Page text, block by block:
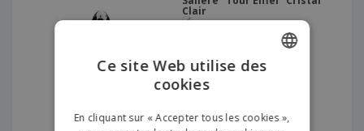
Clair
Ce site Web utilise des
cookies
En cliquant sur « Accepter tous les cookies »,